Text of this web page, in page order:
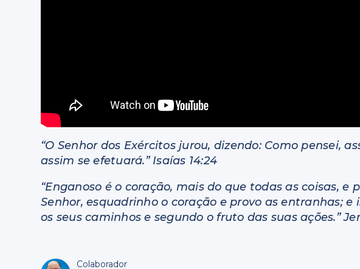
“O Senhor dos Exércitos jurou, dizendo: Como pensei,
assim se efetuará.” Isaías 14:24
“Enganoso é o coração, mais do que todas as coisas, e
Senhor, esquadrinho o coração e provo as entranhas;
os seus caminhos e segundo o fruto das suas ações.”
Colaborador